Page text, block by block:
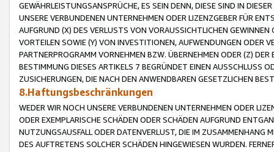
GEWÄHRLEISTUNGSANSPRÜCHE, ES SEIN DENN, DIESE SIND IN
UNSERE VERBUNDENEN UNTERNEHMEN ODER LIZENZGEBER FÜR
AUFGRUND (X) DES VERLUSTS VON VORAUSSICHTLICHEN
VORTEILEN SOWIE (Y) VON INVESTITIONEN, AUFWENDUNGEN ODER
PARTNERPROGRAMM VORNEHMEN BZW. ÜBERNEHMEN ODER (Z)
BESTIMMUNG DIESES ARTIKELS 7 BEGRÜNDET EINEN AUSSCHLUSS
ZUSICHERUNGEN, DIE NACH DEN ANWENDBAREN GESETZLICHEN
8.Haftungsbeschränkungen
WEDER WIR NOCH UNSERE VERBUNDENEN UNTERNEHMEN ODER
ODER EXEMPLARISCHE SCHÄDEN ODER SCHÄDEN AUFGRUND
NUTZUNGSAUSFALL ODER DATENVERLUST, DIE IM ZUSAMMENHANG
DES AUFTRETENS SOLCHER SCHÄDEN HINGEWIESEN WURDEN.